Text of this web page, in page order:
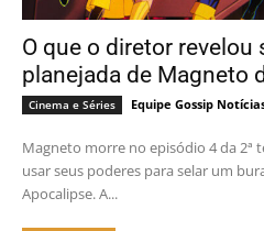
O que o diretor revelou
planejada de Magneto
Cinema e Séries Equipe Gossip
Magneto morre no episódio 4 da 2ª
usar seus poderes para selar um
Apocalipse. A...